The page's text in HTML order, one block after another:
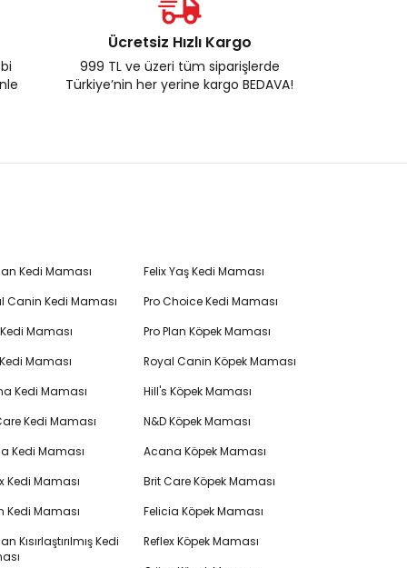
Ücretsiz Hızlı Kargo
999 TL ve üzeri tüm siparişlerde
Türkiye’nin her yerine kargo BEDAVA!
Kedi Maması
Canin Kedi Maması
Maması
Maması
Kedi Maması
Kedi Maması
Kedi Maması
Kedi Maması
Kedi Maması
Kısırlaştırılmış Kedi
Felix Yaş Kedi Maması
Pro Choice Kedi Maması
Pro Plan Köpek Maması
Royal Canin Köpek Maması
Hill's Köpek Maması
N&D Köpek Maması
Acana Köpek Maması
Brit Care Köpek Maması
Felicia Köpek Maması
Reflex Köpek Maması